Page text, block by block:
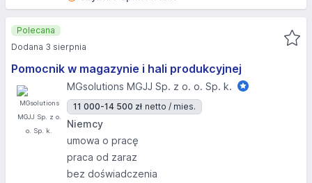
Pomocnik w magazynie i hali produkcyjnej
MGsolutions MGJJ Sp. z o. o. Sp. k.
11 000-14 500 zł netto / mies.
Niemcy
umowa o pracę
praca od zaraz
bez doświadczenia
Polecana
Dodana 3 sierpnia